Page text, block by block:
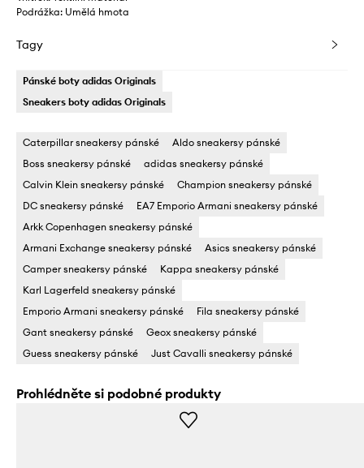
Podrážka: Umělá hmota
Tagy
Pánské boty adidas Originals
Sneakers boty adidas Originals
Caterpillar sneakersy pánské
Aldo sneakersy pánské
Boss sneakersy pánské
adidas sneakersy pánské
Calvin Klein sneakersy pánské
Champion sneakersy pánské
DC sneakersy pánské
EA7 Emporio Armani sneakersy pánské
Arkk Copenhagen sneakersy pánské
Armani Exchange sneakersy pánské
Asics sneakersy pánské
Camper sneakersy pánské
Kappa sneakersy pánské
Karl Lagerfeld sneakersy pánské
Emporio Armani sneakersy pánské
Fila sneakersy pánské
Gant sneakersy pánské
Geox sneakersy pánské
Guess sneakersy pánské
Just Cavalli sneakersy pánské
Prohlédněte si podobné produkty